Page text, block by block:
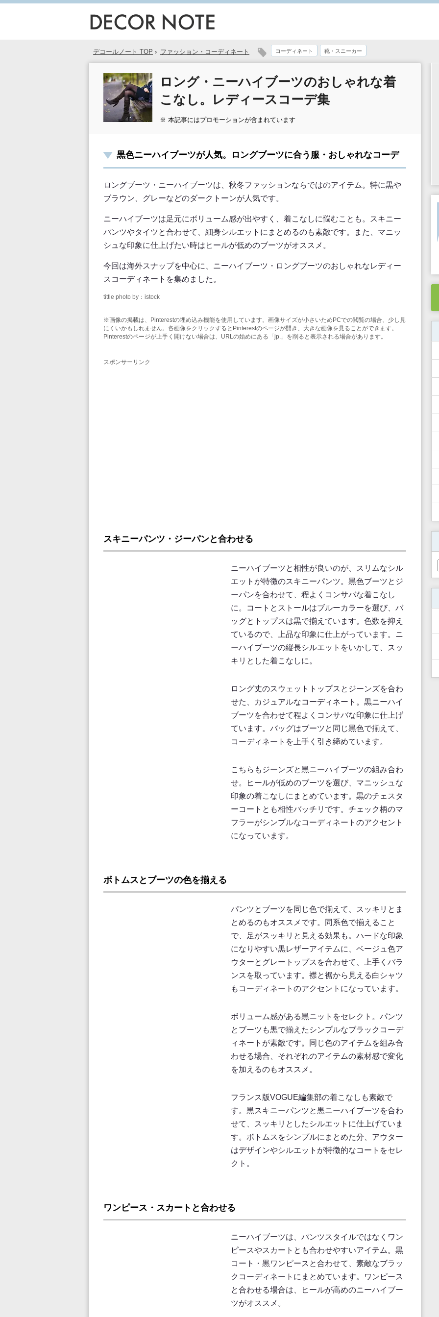
デコールノート TOP › ファッション・コーディネート コーディネート 靴・スニーカー
ロング・ニーハイブーツのおしゃれな着
こなし。レディースコーデ集
※ 本記事にはプロモーションが含まれています
黒色ニーハイブーツが人気。ロングブーツに合う服・おしゃれなコーデ
ロングブーツ・ニーハイブーツは、秋冬ファッションならではのアイテム。特に黒や
ブラウン、グレーなどのダークトーンが人気です。
ニーハイブーツは足元にボリューム感が出やすく、着こなしに悩むことも。スキニー
パンツやタイツと合わせて、細身シルエットにまとめるのも素敵です。また、マニッ
シュな印象に仕上げたい時はヒールが低めのブーツがオススメ。
今回は海外スナップを中心に、ニーハイブーツ・ロングブーツのおしゃれなレディー
スコーディネートを集めました。
tittle photo by：istock
※画像の掲載は、Pinterestの埋め込み機能を使用しています。画像サイズが小さいためPCでの閲覧の場合、少し見
にくいかもしれません。各画像をクリックするとPinterestのページが開き、大きな画像を見ることができます。
Pinterestのページが上手く開けない場合は、URLの始めにある「jp.」を削ると表示される場合があります。
スポンサーリンク
スキニーパンツ・ジーパンと合わせる
ニーハイブーツと相性が良いのが、スリムなシル
エットが特徴のスキニーパンツ。黒色ブーツとジ
ーパンを合わせて、程よくコンサバな着こなし
に。コートとストールはブルーカラーを選び、バ
ッグとトップスは黒で揃えています。色数を抑え
ているので、上品な印象に仕上がっています。ニ
ーハイブーツの縦長シルエットをいかして、スッ
キリとした着こなしに。
ロング丈のスウェットトップスとジーンズを合わ
せた、カジュアルなコーディネート。黒ニーハイ
ブーツを合わせて程よくコンサバな印象に仕上げ
ています。バッグはブーツと同じ黒色で揃えて、
コーディネートを上手く引き締めています。
こちらもジーンズと黒ニーハイブーツの組み合わ
せ。ヒールが低めのブーツを選び、マニッシュな
印象の着こなしにまとめています。黒のチェスタ
ーコートとも相性バッチリです。チェック柄のマ
フラーがシンプルなコーディネートのアクセント
になっています。
ボトムスとブーツの色を揃える
パンツとブーツを同じ色で揃えて、スッキリとま
とめるのもオススメです。同系色で揃えること
で、足がスッキリと見える効果も。ハードな印象
になりやすい黒レザーアイテムに、ベージュ色ア
ウターとグレートップスを合わせて、上手くバラ
ンスを取っています。襟と裾から見える白シャツ
もコーディネートのアクセントになっています。
ボリューム感がある黒ニットをセレクト。パンツ
とブーツも黒で揃えたシンプルなブラックコーデ
ィネートが素敵です。同じ色のアイテムを組み合
わせる場合、それぞれのアイテムの素材感で変化
を加えるのもオススメ。
フランス版VOGUE編集部の着こなしも素敵で
す。黒スキニーパンツと黒ニーハイブーツを合わ
せて、スッキリとしたシルエットに仕上げていま
す。ボトムスをシンプルにまとめた分、アウター
はデザインやシルエットが特徴的なコートをセレ
クト。
ワンピース・スカートと合わせる
ニーハイブーツは、パンツスタイルではなくワン
ピースやスカートとも合わせやすいアイテム。黒
コート・黒ワンピースと合わせて、素敵なブラッ
クコーディネートにまとめています。ワンピース
と合わせる場合は、ヒールが高めのニーハイブー
ツがオススメ。